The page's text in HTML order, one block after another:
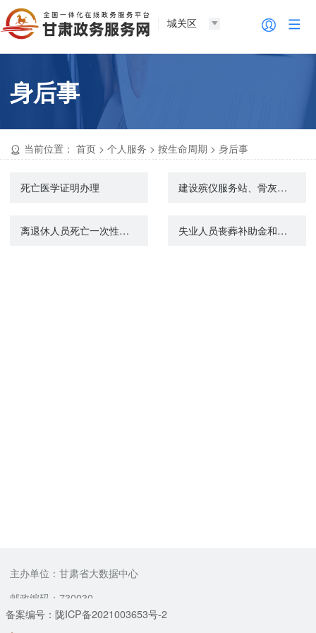
城关区
身后事
当前位置： 首页 >个人服务 >按生命周期 >身后事
死亡医学证明办理 建设殡仪服务站、骨灰堂审批
离退休人员死亡一次性待遇申领 失业人员丧葬补助金和抚恤金申领
主办单位：甘肃省大数据中心
邮政编码：730030
备案编号：陇ICP备2021003653号-2